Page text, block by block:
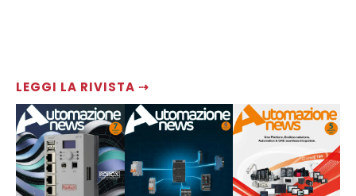
LEGGI LA RIVISTA ⇢